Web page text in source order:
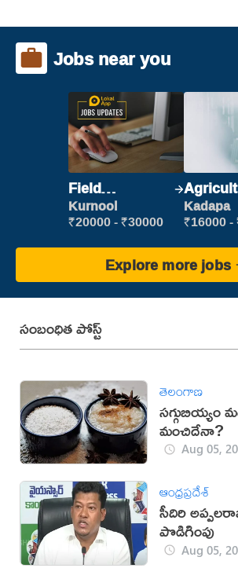
Jobs near you
Field
Marketing
Executive
Kurnool
₹20000 - ₹30000
Labour
Kadapa
₹16000
Explore more jobs
సంబంధిత పోస్ట్
తెలంగాణ
సగ్గుబియ్యం
మంచిదేనా?
Aug 05,
ఆంధ్రప్రదేశ్
సీదిరి
పొడిగింపు
Aug 05,